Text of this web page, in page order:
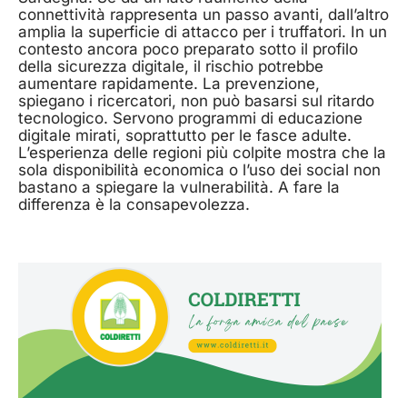
connettività rappresenta un passo avanti, dall’altro
amplia la superficie di attacco per i truffatori. In un
contesto ancora poco preparato sotto il profilo
della sicurezza digitale, il rischio potrebbe
aumentare rapidamente. La prevenzione,
spiegano i ricercatori, non può basarsi sul ritardo
tecnologico. Servono programmi di educazione
digitale mirati, soprattutto per le fasce adulte.
L’esperienza delle regioni più colpite mostra che la
sola disponibilità economica o l’uso dei social non
bastano a spiegare la vulnerabilità. A fare la
differenza è la consapevolezza.